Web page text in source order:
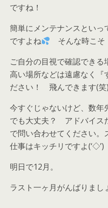
ですね！
簡単にメンテナンスといっ
ですよね
そんな時こそ
ご自分の目視で確認でき
高い場所などは遠慮なく『
ださい！ 飛んできます(笑)
今すぐじゃないけど、数年
でも大丈夫？ アドバイス
で問い合わせてください
仕事はキッチリですよ(‘◇’)ゞ
明日で12月。
ラスト一ヶ月がんばりま